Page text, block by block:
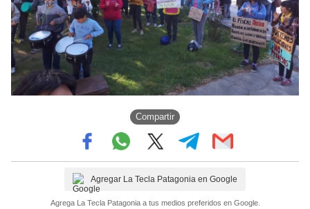
Compartir
Agregar La Tecla Patagonia en Google
Agrega La Tecla Patagonia a tus medios preferidos en Google.